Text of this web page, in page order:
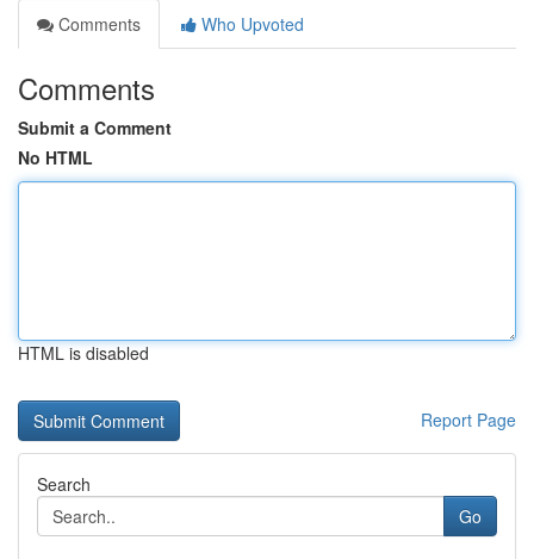
Comments
Who Upvoted
Comments
Submit a Comment
No HTML
HTML is disabled
Report Page
Search
Go